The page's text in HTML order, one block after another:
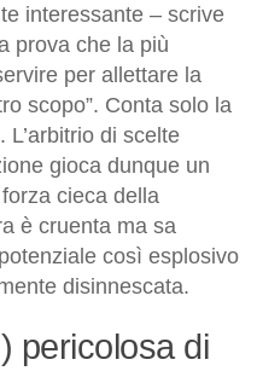
interessante – scrive
prova che la più
per allettare la
scopo”. Conta solo la
di scelte
gioca dunque un
cieca della
è cruenta ma sa
così esplosivo
disinnescata.
pericolosa di